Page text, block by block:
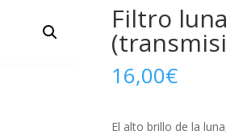
Filtro
16,00€
El alto brillo de la